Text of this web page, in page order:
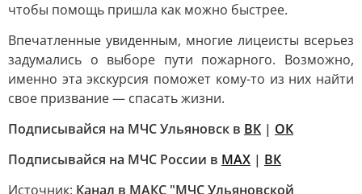
чтобы помощь пришла как можно быстрее.
Впечатленные увиденным, многие лицеисты всерьез
задумались о выборе пути пожарного. Возможно,
именно эта экскурсия поможет кому-то из них найти
свое призвание — спасать жизни.
Подписывайся на МЧС Ульяновск в ВК | ОК
Подписывайся на МЧС России в МАХ | ВК
Источник: Канал в МАКС "МЧС Ульяновской